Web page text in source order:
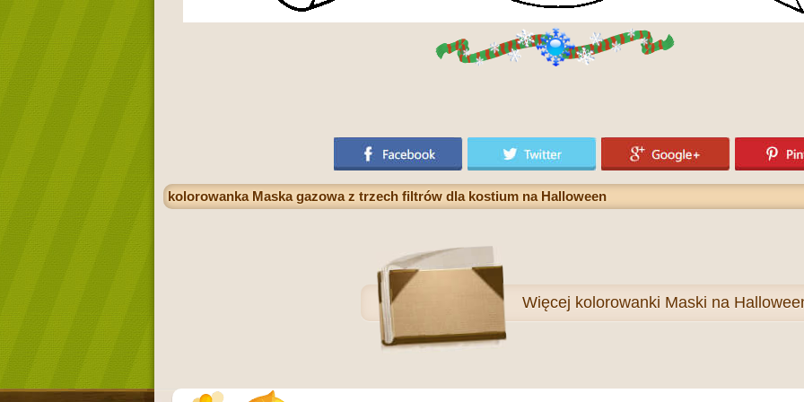
kolorowanka Maska gazowa z trzech filtrów dla kostium na Halloween
Więcej kolorowanki Maski na